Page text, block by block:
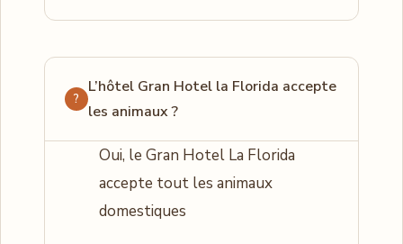
L’hôtel Gran Hotel la Florida accepte
les animaux ?
Oui, le Gran Hotel La Florida
accepte tout les animaux
domestiques